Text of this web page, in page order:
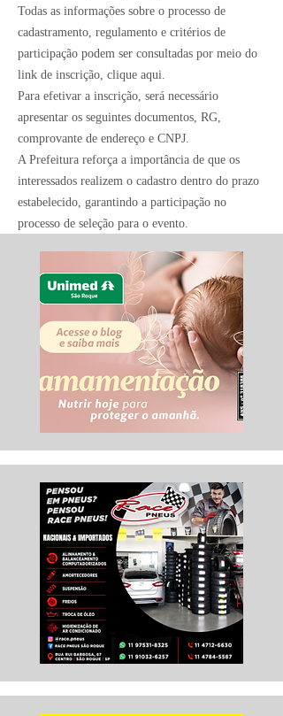
Todas as informações sobre o processo de
cadastramento, regulamento e critérios de
participação podem ser consultadas por meio do
link de inscrição, clique aqui
Para efetivar a inscrição, será necessário
apresentar os seguintes documentos, RG,
comprovante de endereço e CNPJ.
A Prefeitura reforça a importância de que os
interessados realizem o cadastro dentro do prazo
estabelecido, garantindo a participação no
processo de seleção para o evento.